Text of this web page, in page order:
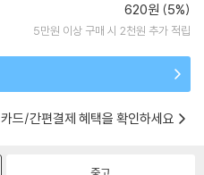
620원 (5%)
5만원 이상 구매 시 2천원 추가 적립
카드/간편결제 혜택을 확인하세요
중고